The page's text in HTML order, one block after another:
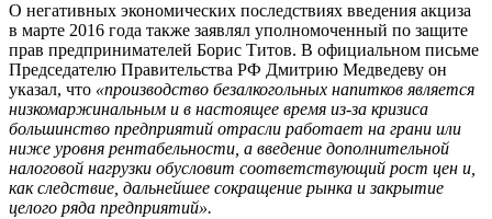
О негативных экономических последствиях введения акциза
в марте 2016 года также заявлял уполномоченный по защите
прав предпринимателей Борис Титов. В официальном письме
Председателю Правительства РФ Дмитрию Медведеву он
указал, что «производство безалкогольных напитков является
низкомаржинальным и в настоящее время из-за кризиса
большинство предприятий отрасли работает на грани или
ниже уровня рентабельности, а введение дополнительной
налоговой нагрузки обусловит соответствующий рост цен и,
как следствие, дальнейшее сокращение рынка и закрытие
целого ряда предприятий».